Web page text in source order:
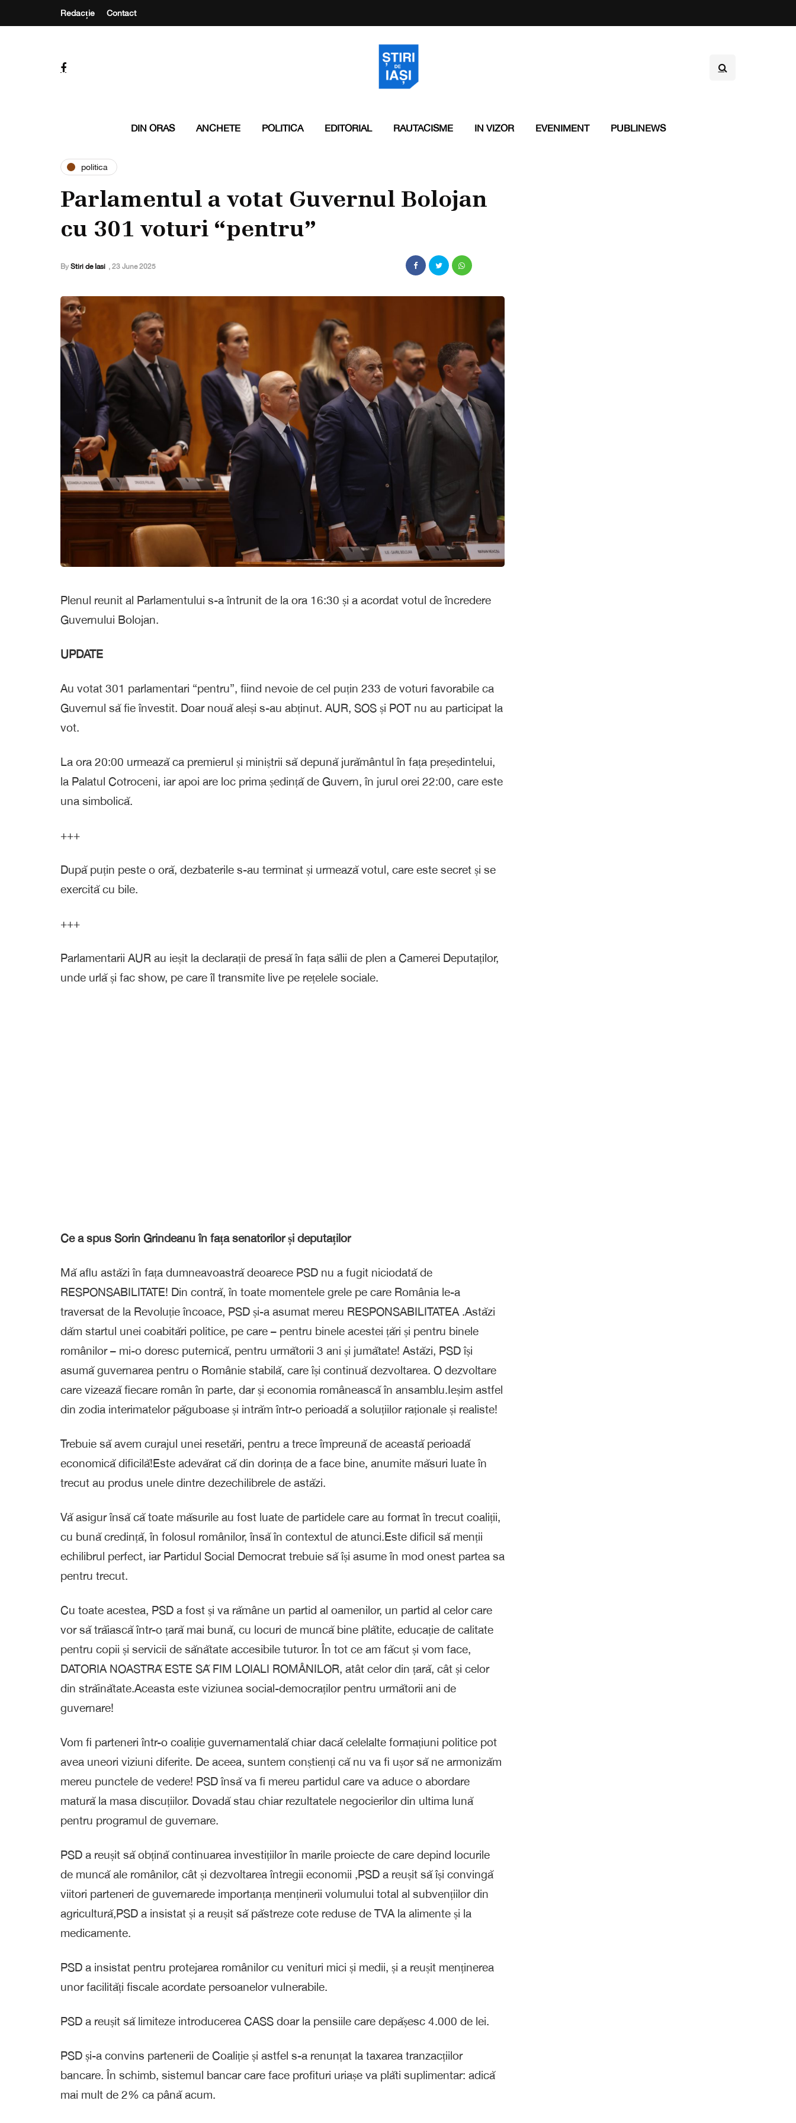
Redacție Contact
DIN ORAS ANCHETE POLITICA EDITORIAL RAUTACISME IN VIZOR EVENIMENT PUBLINEWS
politica
Parlamentul a votat Guvernul Bolojan
cu 301 voturi “pentru”
By Stiri de Iasi , 23 June 2025
Plenul reunit al Parlamentului s-a întrunit de la ora 16:30 și a acordat votul de încredere
Guvernului Bolojan.
UPDATE
Au votat 301 parlamentari “pentru”, fiind nevoie de cel puțin 233 de voturi favorabile ca
Guvernul să fie învestit. Doar nouă aleși s-au abținut. AUR, SOS și POT nu au participat la
vot.
La ora 20:00 urmează ca premierul și miniștrii să depună jurământul în fața președintelui,
la Palatul Cotroceni, iar apoi are loc prima ședință de Guvern, în jurul orei 22:00, care este
una simbolică.
+++
După puțin peste o oră, dezbaterile s-au terminat și urmează votul, care este secret și se
exercită cu bile.
+++
Parlamentarii AUR au ieșit la declarații de presă în fața sălii de plen a Camerei Deputaților,
unde urlă și fac show, pe care îl transmite live pe rețelele sociale.
Ce a spus Sorin Grindeanu în fața senatorilor și deputaților
Mă aflu astăzi în fața dumneavoastră deoarece PSD nu a fugit niciodată de
RESPONSABILITATE! Din contră, în toate momentele grele pe care România le-a
traversat de la Revoluție încoace, PSD și-a asumat mereu RESPONSABILITATEA .Astăzi
dăm startul unei coabitări politice, pe care – pentru binele acestei țări și pentru binele
românilor – mi-o doresc puternică, pentru următorii 3 ani și jumătate! Astăzi, PSD își
asumă guvernarea pentru o Românie stabilă, care își continuă dezvoltarea. O dezvoltare
care vizează fiecare român în parte, dar și economia românească în ansamblu.Ieșim astfel
din zodia interimatelor păguboase și intrăm într-o perioadă a soluțiilor raționale și realiste!
Trebuie să avem curajul unei resetări, pentru a trece împreună de această perioadă
economică dificilă!Este adevărat că din dorința de a face bine, anumite măsuri luate în
trecut au produs unele dintre dezechilibrele de astăzi.
Vă asigur însă că toate măsurile au fost luate de partidele care au format în trecut coaliții,
cu bună credință, în folosul românilor, însă în contextul de atunci.Este dificil să menții
echilibrul perfect, iar Partidul Social Democrat trebuie să își asume în mod onest partea sa
pentru trecut.
Cu toate acestea, PSD a fost și va rămâne un partid al oamenilor, un partid al celor care
vor să trăiască într-o țară mai bună, cu locuri de muncă bine plătite, educație de calitate
pentru copii și servicii de sănătate accesibile tuturor. În tot ce am făcut și vom face,
DATORIA NOASTRĂ ESTE SĂ FIM LOIALI ROMÂNILOR, atât celor din țară, cât și celor
din străinătate.Aceasta este viziunea social-democraților pentru următorii ani de
guvernare!
Vom fi parteneri într-o coaliție guvernamentală chiar dacă celelalte formațiuni politice pot
avea uneori viziuni diferite. De aceea, suntem conștienți că nu va fi ușor să ne armonizăm
mereu punctele de vedere! PSD însă va fi mereu partidul care va aduce o abordare
matură la masa discuțiilor. Dovadă stau chiar rezultatele negocierilor din ultima lună
pentru programul de guvernare.
PSD a reușit să obțină continuarea investițiilor în marile proiecte de care depind locurile
de muncă ale românilor, cât și dezvoltarea întregii economii ,PSD a reușit să își convingă
viitori parteneri de guvernarede importanța menținerii volumului total al subvențiilor din
agricultură,PSD a insistat și a reușit să păstreze cote reduse de TVA la alimente și la
medicamente.
PSD a insistat pentru protejarea românilor cu venituri mici și medii, și a reușit menținerea
unor facilități fiscale acordate persoanelor vulnerabile.
PSD a reușit să limiteze introducerea CASS doar la pensiile care depășesc 4.000 de lei.
PSD și-a convins partenerii de Coaliție și astfel s-a renunțat la taxarea tranzacțiilor
bancare. În schimb, sistemul bancar care face profituri uriașe va plăti suplimentar: adică
mai mult de 2% ca până acum.